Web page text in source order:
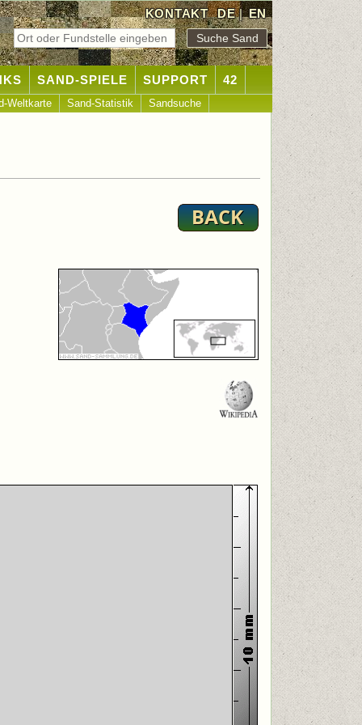
KONTAKT DE|EN
SAND-SPIELE SUPPORT 42
Weltkarte Sand-Statistik Sandsuche